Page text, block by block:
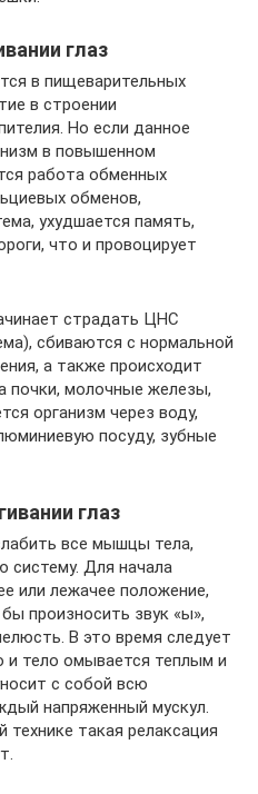
глаз
в пищеварительных
в строении
Но если данное
в повышенном
работа обменных
обменов,
ухудшается память,
что и провоцирует
страдать ЦНС
сбиваются с нормальной
а также происходит
почки, молочные железы,
организм через воду,
посуду, зубные
глаз
все мышцы тела,
систему. Для начала
или лежачее положение,
произносить звук «ы»,
В это время следует
и тело омывается теплым и
с собой всю
напряженный мускул.
технике такая релаксация